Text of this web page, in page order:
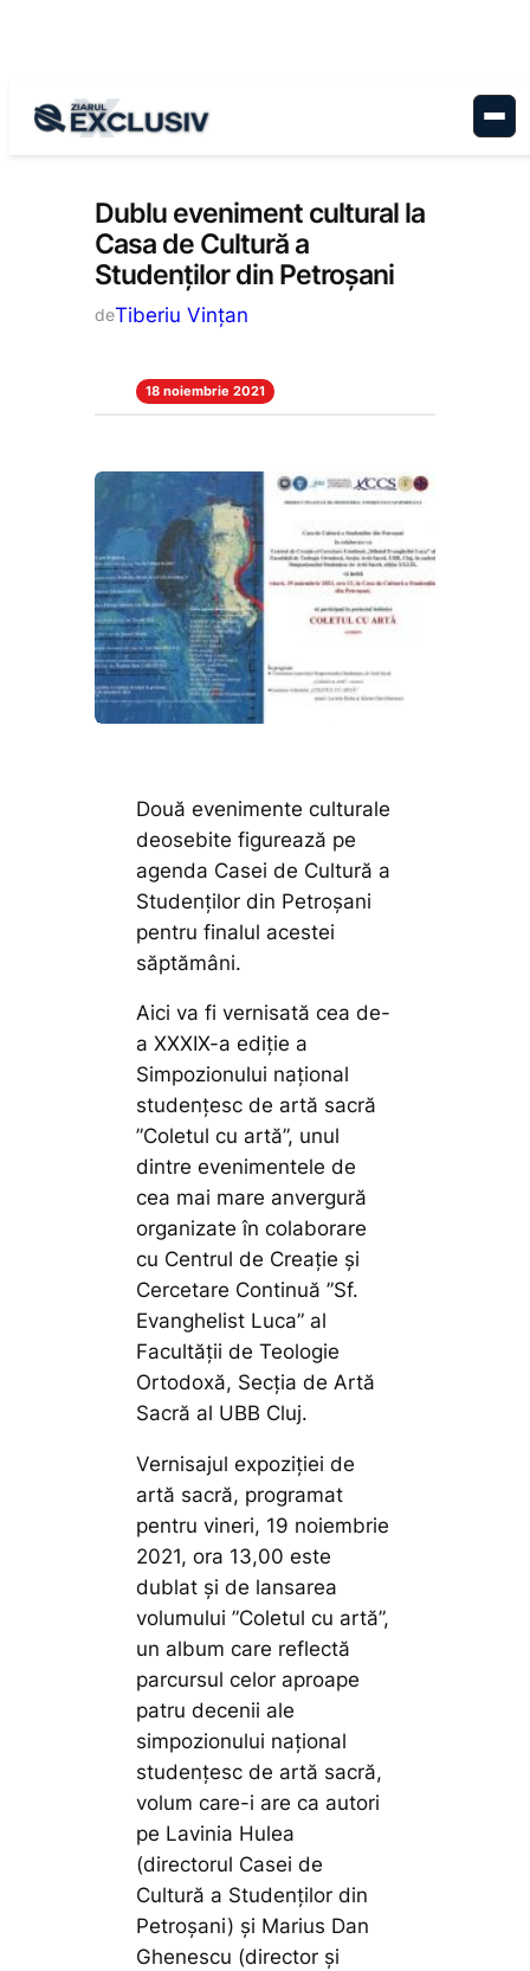
Cultură, Educație
Dublu eveniment cultural la
Casa de Cultură a
Studenților din Petroșani
deTiberiu Vințan
18 noiembrie 2021
Două evenimente culturale
deosebite figurează pe
agenda Casei de Cultură a
Studenților din Petroșani
pentru finalul acestei
săptămâni.
Aici va fi vernisată cea de-
a XXXIX-a ediție a
Simpozionului național
studențesc de artă sacră
”Coletul cu artă”, unul
dintre evenimentele de
cea mai mare anvergură
organizate în colaborare
cu Centrul de Creație și
Cercetare Continuă ”Sf.
Evanghelist Luca” al
Facultății de Teologie
Ortodoxă, Secția de Artă
Sacră al UBB Cluj.
Vernisajul expoziției de
artă sacră, programat
pentru vineri, 19 noiembrie
2021, ora 13,00 este
dublat și de lansarea
volumului ”Coletul cu artă”,
un album care reflectă
parcursul celor aproape
patru decenii ale
simpozionului național
studențesc de artă sacră,
volum care-i are ca autori
pe Lavinia Hulea
(directorul Casei de
Cultură a Studenților din
Petroșani) și Marius Dan
Ghenescu (director și